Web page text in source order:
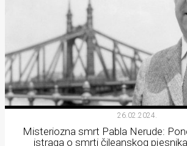
26.02.2024.
Misteriozna smrt Pabla Nerude:
istraga o smrti čileanskog